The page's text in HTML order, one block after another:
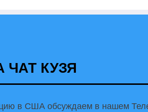
ЧАТ КУЗЯ
в США обсуждаем в нашем